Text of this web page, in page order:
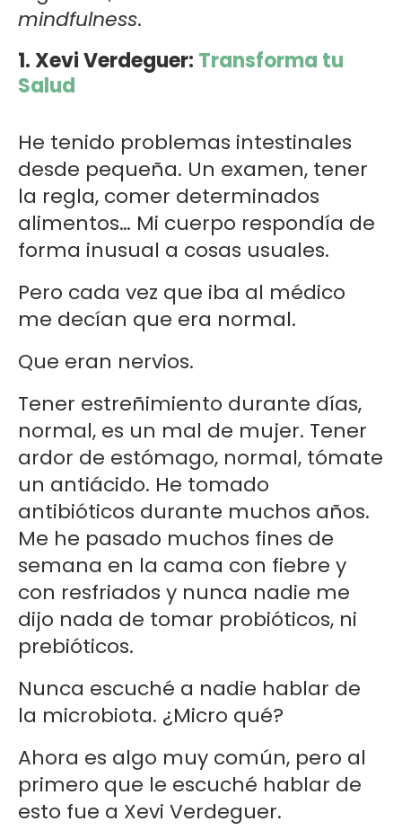
mindfulness.
1. Xevi Verdeguer: Transforma tu
Salud
He tenido problemas intestinales
desde pequeña. Un examen, tener
la regla, comer determinados
alimentos… Mi cuerpo respondía de
forma inusual a cosas usuales.
Pero cada vez que iba al médico
me decían que era normal.
Que eran nervios.
Tener estreñimiento durante días,
normal, es un mal de mujer. Tener
ardor de estómago, normal, tómate
un antiácido. He tomado
antibióticos durante muchos años.
Me he pasado muchos fines de
semana en la cama con fiebre y
con resfriados y nunca nadie me
dijo nada de tomar probióticos, ni
prebióticos.
Nunca escuché a nadie hablar de
la microbiota. ¿Micro qué?
Ahora es algo muy común, pero al
primero que le escuché hablar de
esto fue a Xevi Verdeguer.